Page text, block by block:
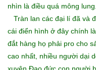
nhìn là điều quá mông lung.
Tràn lan các đại lí đã và
cái điển hình ở đây chính
đắt hàng họ phải pro cho
cao nhất, nhiều người dại